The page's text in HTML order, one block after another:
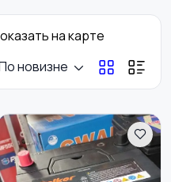
Противоугонные
Мотоэкипировка
на карте
новизне